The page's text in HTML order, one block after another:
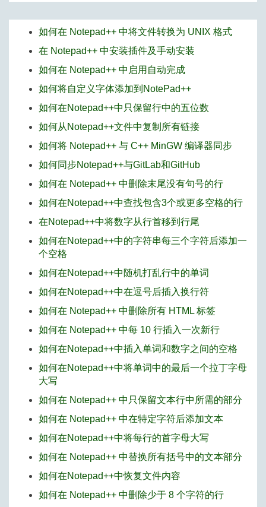
如何在 Notepad++ 中将文件转换为 UNIX 格式
在 Notepad++ 中安装插件及手动安装
如何在 Notepad++ 中启用自动完成
如何将自定义字体添加到NotePad++
如何在Notepad++中只保留行中的五位数
如何从Notepad++文件中复制所有链接
如何将 Notepad++ 与 C++ MinGW 编译器同步
如何同步Notepad++与GitLab和GitHub
如何在 Notepad++ 中删除末尾没有句号的行
如何在Notepad++中查找包含3个或更多空格的行
在Notepad++中将数字从行首移到行尾
如何在Notepad++中的字符串每三个字符后添加一
个空格
如何在Notepad++中随机打乱行中的单词
如何在Notepad++中在逗号后插入换行符
如何在 Notepad++ 中删除所有 HTML 标签
如何在 Notepad++ 中每 10 行插入一次新行
如何在Notepad++中插入单词和数字之间的空格
如何在Notepad++中将单词中的最后一个拉丁字母
大写
如何在 Notepad++ 中只保留文本行中所需的部分
如何在 Notepad++ 中在特定字符后添加文本
如何在Notepad++中将每行的首字母大写
如何在 Notepad++ 中替换所有括号中的文本部分
如何在Notepad++中恢复文件内容
如何在 Notepad++ 中删除少于 8 个字符的行